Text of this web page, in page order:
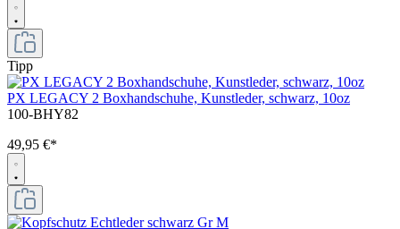
Tipp
PX LEGACY 2 Boxhandschuhe, Kunstleder, schwarz, 10oz
100-BHY82
49,95 €*